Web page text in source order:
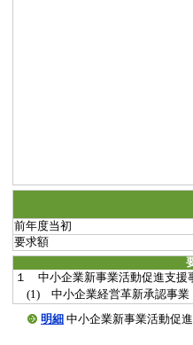
前年度当初
要求額
１ 中小企業新事業活動促進支援
(1) 中小企業経営革新承認事業
明細 中小企業新事業活動促